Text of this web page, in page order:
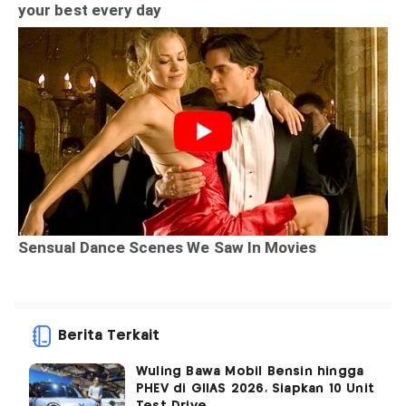
Berita Terkait
Wuling Bawa Mobil Bensin hingga
PHEV di GIIAS 2026, Siapkan 10 Unit